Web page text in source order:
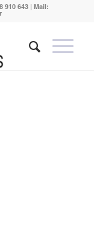
910 643 | Mail: